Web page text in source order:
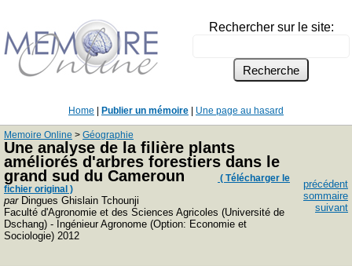
Rechercher sur le site:
Home Publier un mémoire Une page au hasard
Memoire Online > Géographie
Une analyse de la filière plants
améliorés d'arbres forestiers dans le
grand sud du Cameroun
( Télécharger le
fichier original )
parDingues Ghislain Tchounji
Faculté d'Agronomie et des Sciences Agricoles (Université de
Dschang) - Ingénieur Agronome (Option: Economie et
Sociologie) 2012
précédent
sommaire
suivant